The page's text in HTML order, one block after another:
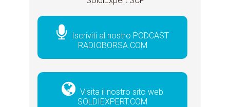
Iscriviti al nostro PODCAST
RADIOBORSA.COM
Visita il nostro sito web
SOLDIEXPERT.COM